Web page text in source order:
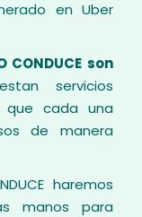
en Uber
CONDUCE son
servicios
que cada una
de manera
haremos
manos para